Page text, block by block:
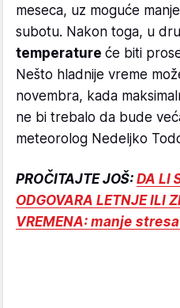
meseca, uz moguće
subotu. Nakon toga, u
temperature će biti
Nešto hladnije vreme
novembra, kada
ne bi trebalo da bude
meteorolog Nedeljko
PROČITAJTE JOŠ: DA LI
ODGOVARA LETNJE ILI
VREMENA: manje